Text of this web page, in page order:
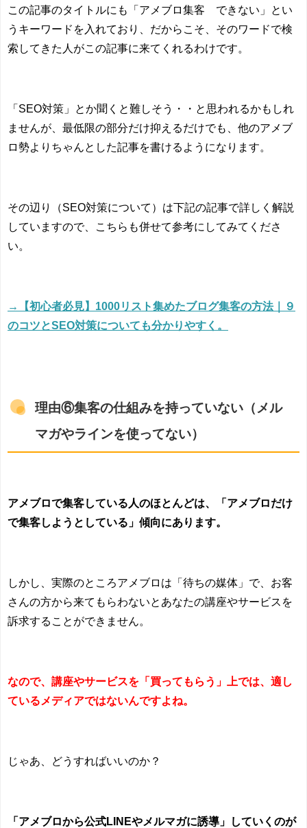
この記事のタイトルにも「アメブロ集客 できない」とい
うキーワードを入れており、だからこそ、そのワードで検
索してきた人がこの記事に来てくれるわけです。
「SEO対策」とか聞くと難しそう・・と思われるかもしれ
ませんが、最低限の部分だけ抑えるだけでも、他のアメブ
ロ勢よりちゃんとした記事を書けるようになります。
その辺り（SEO対策について）は下記の記事で詳しく解説
していますので、こちらも併せて参考にしてみてくださ
い。
→【初心者必見】1000リスト集めたブログ集客の方法｜９
のコツとSEO対策についても分かりやすく。
理由⑥集客の仕組みを持っていない（メル
マガやラインを使ってない）
アメブロで集客している人のほとんどは、「アメブロだけ
で集客しようとしている」傾向にあります。
しかし、実際のところアメブロは「待ちの媒体」で、お客
さんの方から来てもらわないとあなたの講座やサービスを
訴求することができません。
なので、講座やサービスを「買ってもらう」上では、適し
ているメディアではないんですよね。
じゃあ、どうすればいいのか？
「アメブロから公式LINEやメルマガに誘導」していくのが